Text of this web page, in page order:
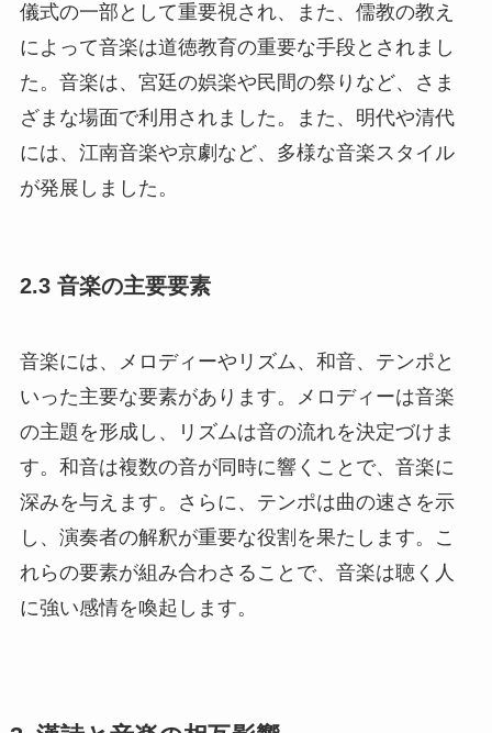
儀式の一部として重要視され、また、儒教の教え
によって音楽は道徳教育の重要な手段とされまし
た。音楽は、宮廷の娯楽や民間の祭りなど、さま
ざまな場面で利用されました。また、明代や清代
には、江南音楽や京劇など、多様な音楽スタイル
が発展しました。
2.3 音楽の主要要素
音楽には、メロディーやリズム、和音、テンポと
いった主要な要素があります。メロディーは音楽
の主題を形成し、リズムは音の流れを決定づけま
す。和音は複数の音が同時に響くことで、音楽に
深みを与えます。さらに、テンポは曲の速さを示
し、演奏者の解釈が重要な役割を果たします。こ
れらの要素が組み合わさることで、音楽は聴く人
に強い感情を喚起します。